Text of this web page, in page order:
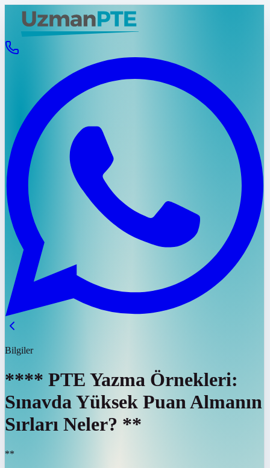
Bilgiler
**** PTE Yazma Örnekleri:
Sınavda Yüksek Puan Almanın
Sırları Neler? **
**